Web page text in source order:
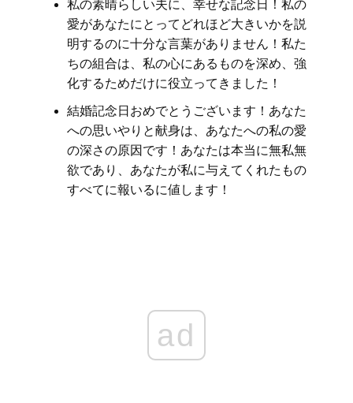
私の素晴らしい夫に、幸せな記念日！私の
愛があなたにとってどれほど大きいかを説
明するのに十分な言葉がありません！私た
ちの組合は、私の心にあるものを深め、強
化するためだけに役立ってきました！
結婚記念日おめでとうございます！あなた
への思いやりと献身は、あなたへの私の愛
の深さの原因です！あなたは本当に無私無
欲であり、あなたが私に与えてくれたもの
すべてに報いるに値します！
ad